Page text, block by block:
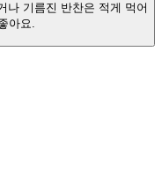
나 기름진 반찬은 적게 먹어
아요.